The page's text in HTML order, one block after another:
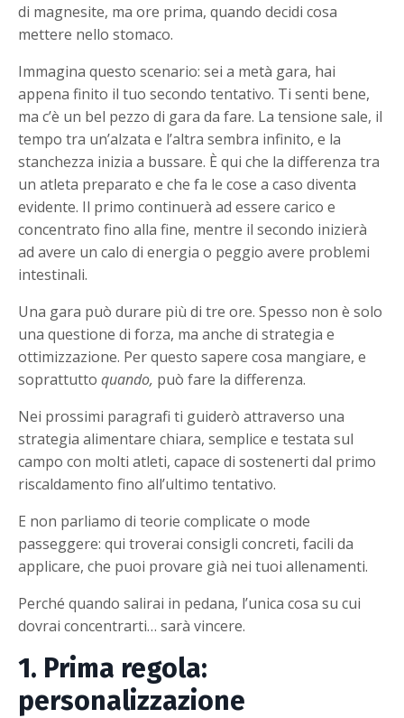
di magnesite, ma ore prima, quando decidi cosa
mettere nello stomaco.
Immagina questo scenario: sei a metà gara, hai
appena finito il tuo secondo tentativo. Ti senti bene,
ma c’è un bel pezzo di gara da fare. La tensione sale, il
tempo tra un’alzata e l’altra sembra infinito, e la
stanchezza inizia a bussare. È qui che la differenza tra
un atleta preparato e che fa le cose a caso diventa
evidente. Il primo continuerà ad essere carico e
concentrato fino alla fine, mentre il secondo inizierà
ad avere un calo di energia o peggio avere problemi
intestinali.
Una gara può durare più di tre ore. Spesso non è solo
una questione di forza, ma anche di strategia e
ottimizzazione. Per questo sapere cosa mangiare, e
soprattutto quando, può fare la differenza.
Nei prossimi paragrafi ti guiderò attraverso una
strategia alimentare chiara, semplice e testata sul
campo con molti atleti, capace di sostenerti dal primo
riscaldamento fino all’ultimo tentativo.
E non parliamo di teorie complicate o mode
passeggere: qui troverai consigli concreti, facili da
applicare, che puoi provare già nei tuoi allenamenti.
Perché quando salirai in pedana, l’unica cosa su cui
dovrai concentrarti… sarà vincere.
1. Prima regola:
personalizzazione